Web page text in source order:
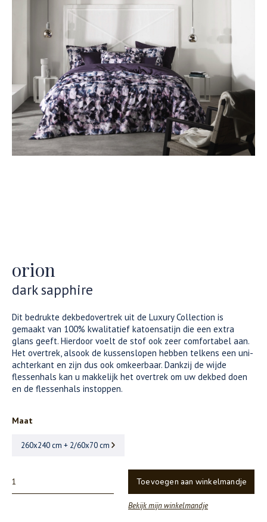
orion
dark sapphire
Dit bedrukte dekbedovertrek uit de Luxury Collection is
gemaakt van 100% kwalitatief katoensatijn die een extra
glans geeft. Hierdoor voelt de stof ook zeer comfortabel aan.
Het overtrek, alsook de kussenslopen hebben telkens een uni-
achterkant en zijn dus ook omkeerbaar. Dankzij de wijde
flessenhals kan u makkelijk het overtrek om uw dekbed doen
en de flessenhals instoppen.
Maat
260x240 cm + 2/60x70 cm
Toevoegen aan winkelmandje
Bekijk mijn winkelmandje